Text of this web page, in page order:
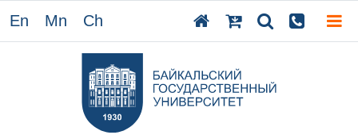
En Mn Ch